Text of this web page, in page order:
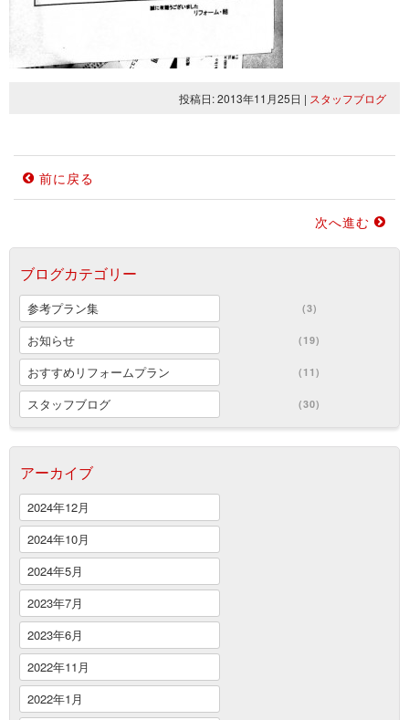
投稿日: 2013年11月25日 | スタッフブログ
前に戻る
次へ進む
ブログカテゴリー
参考プラン集 (3)
お知らせ (19)
おすすめリフォームプラン (11)
スタッフブログ (30)
アーカイブ
2024年12月
2024年10月
2024年5月
2023年7月
2023年6月
2022年11月
2022年1月